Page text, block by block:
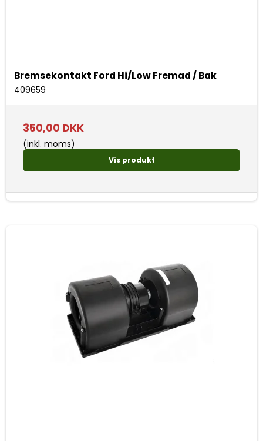
Bremsekontakt Ford Hi/Low Fremad / Bak
409659
350,00 DKK
(inkl. moms)
Vis produkt